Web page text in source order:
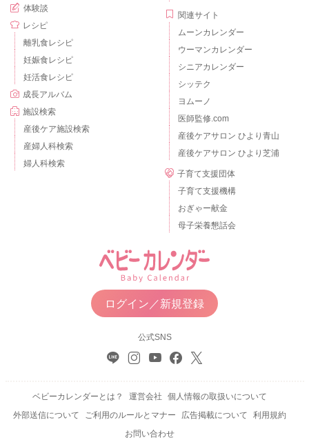
体験談
レシピ
離乳食レシピ
妊娠食レシピ
妊活食レシピ
成長アルバム
施設検索
産後ケア施設検索
産婦人科検索
婦人科検索
関連サイト
ムーンカレンダー
ウーマンカレンダー
シニアカレンダー
シッテク
ヨムーノ
医師監修.com
産後ケアサロン ひより青山
産後ケアサロン ひより芝浦
子育て支援団体
子育て支援機構
おぎゃー献金
母子栄養懇話会
ログイン／新規登録
公式SNS
ベビーカレンダーとは？ 運営会社
個人情報の取扱いについて
外部送信について
ご利用のルールとマナー 広告掲載について
利用規約
お問い合わせ